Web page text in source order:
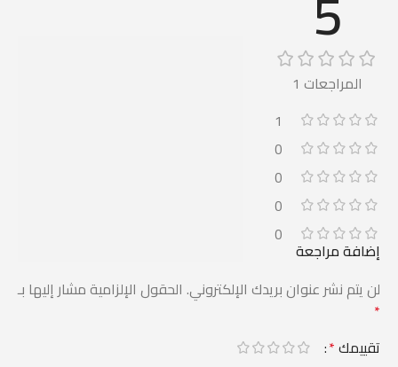
المراجعات 1
1
0
0
0
0
إضافة مراجعة
لن يتم نشر عنوان بريدك الإلكتروني. الحقول الإلزامية مشار إليها بـ
*
تقييمك*